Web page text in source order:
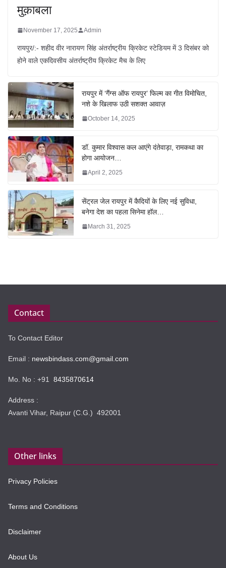
मुक़ाबला
November 17, 2025 Admin
रायपुर/:- शहीद वीर नारायण सिंह अंतर्राष्ट्रीय क्रिकेट स्टेडियम में 3 दिसंबर को
होने वाले एकदिवसीय अंतर्राष्ट्रीय क्रिकेट मैच के लिए
रायपुर में ‘गैंग्स ऑफ रायपुर’ फिल्म का गीत विमोचित,
नशे के खिलाफ उठी सशक्त आवाज़
October 14, 2025
डॉ. कुमार विश्वास कल आएंगे दंतेवाड़ा, रामकथा का
होगा आयोजन…
April 2, 2025
सेंट्रल जेल रायपुर में कैदियों के लिए नई सुविधा,
बनेगा देश का पहला सिनेमा हॉल…
March 31, 2025
Contact
To Contact Editor
Email : newsbindass.com@gmail.com
Mo. No : +91 8435870614
Address :
Avanti Vihar, Raipur (C.G.) 492001
Other links
Privacy Policies
Terms and Conditions
Disclaimer
About Us